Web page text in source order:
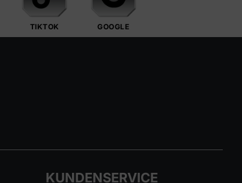
TIKTOK GOOGLE
KUNDENSERVICE